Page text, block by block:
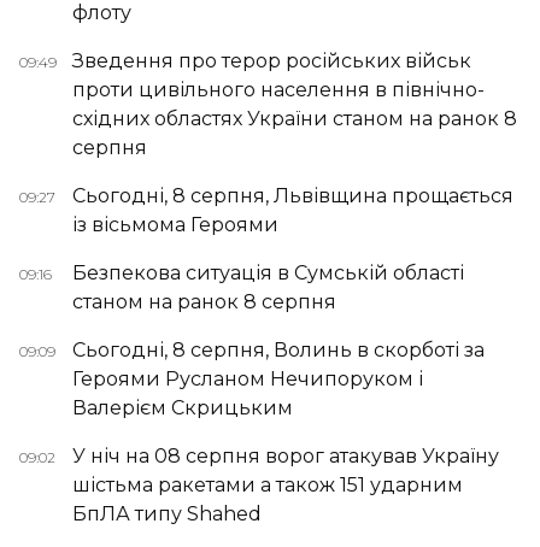
флоту
09:49
Зведення про терор російських військ
проти цивільного населення в північно-
східних областях України станом на ранок 8
серпня
09:27
Сьогодні, 8 серпня, Львівщина прощається
із вісьмома Героями
09:16
Безпекова ситуація в Сумській області
станом на ранок 8 серпня
09:09
Сьогодні, 8 серпня, Волинь в скорботі за
Героями Русланом Нечипоруком і
Валерієм Скрицьким
09:02
У ніч на 08 серпня ворог атакував Україну
шістьма ракетами а також 151 ударним
БпЛА типу Shahed